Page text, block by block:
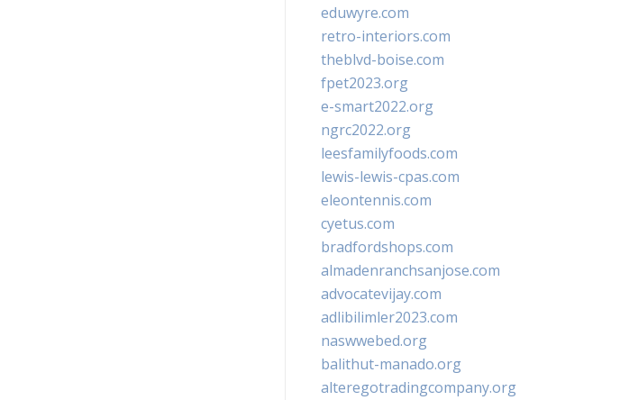
eduwyre.com
retro-interiors.com
theblvd-boise.com
fpet2023.org
e-smart2022.org
ngrc2022.org
leesfamilyfoods.com
lewis-lewis-cpas.com
eleontennis.com
cyetus.com
bradfordshops.com
almadenranchsanjose.com
advocatevijay.com
adlibilimler2023.com
naswwebed.org
balithut-manado.org
alteregotradingcompany.org